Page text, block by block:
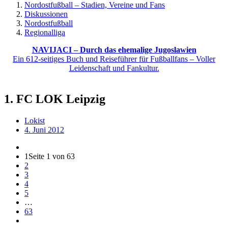
Nordostfußball – Stadien, Vereine und Fans
Diskussionen
Nordostfußball
Regionalliga
NAVIJACI – Durch das ehemalige Jugoslawien
Ein 612-seitiges Buch und Reiseführer für Fußballfans – Voller
Leidenschaft und Fankultur.
1. FC LOK Leipzig
Lokist
4. Juni 2012
1 Seite 1 von 63
2
3
4
5
…
63